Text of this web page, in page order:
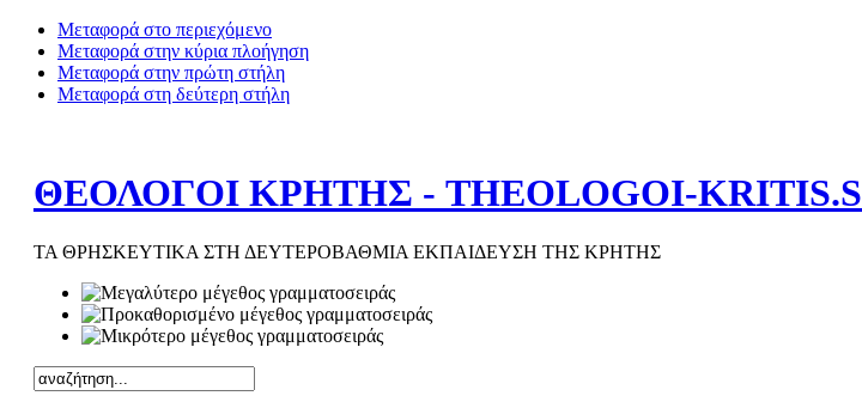
Μεταφορά στο περιεχόμενο
Μεταφορά στην κύρια πλοήγηση
Μεταφορά στην πρώτη στήλη
Μεταφορά στη δεύτερη στήλη
ΘΕΟΛΟΓΟΙ ΚΡΗΤΗΣ - THEOLOGOI-
ΤΑ ΘΡΗΣΚΕΥΤΙΚΑ ΣΤΗ ΔΕΥΤΕΡΟΒΑΘΜΙΑ ΕΚΠΑΙΔΕΥΣΗ ΤΗΣ ΚΡΗΤΗΣ